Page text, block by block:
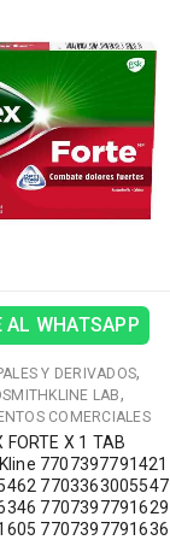
AL WHATSAPP
Y DERIVADOS,
LAB,
COMERCIALES
FORTE X 1 TAB
7707397791421
7703363005547
7707397791629
7707397791636